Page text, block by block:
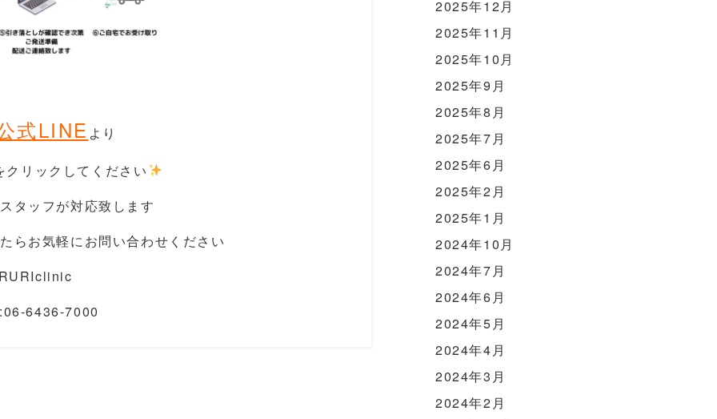
式LINE より
クリックしてください
タッフが対応致します
らお気軽にお問い合わせください
6436-7000
2025年12月
2025年11月
2025年10月
2025年9月
2025年8月
2025年7月
2025年6月
2025年2月
2025年1月
2024年10月
2024年7月
2024年6月
2024年5月
2024年4月
2024年3月
2024年2月